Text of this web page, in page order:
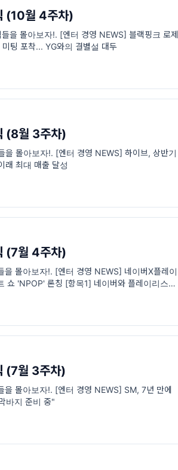
(10월 4주차)
을 몰아보자!. [엔터 경영 NEWS] 블랙핑크 로제,
팅 포착... YG와의 결별설 대두
(8월 3주차)
을 몰아보자!. [엔터 경영 NEWS] 하이브, 상반기
래 최대 매출 달성
(7월 4주차)
을 몰아보자!. [엔터 경영 NEWS] 네이버X플레이
쇼 'NPOP' 론칭 [항목1] 네이버와 플레이리스트
(7월 3주차)
을 몰아보자!. [엔터 경영 NEWS] SM, 7년 만에
바지 준비 중"